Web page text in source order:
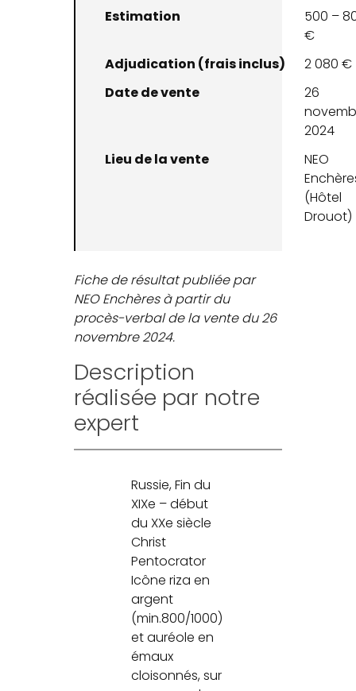
Estimation
500 –
€
Adjudication (frais inclus)
2 080 €
Date de vente
26
2024
Lieu de la vente
NEO
(Hôtel
Drouot)
Fiche de résultat publiée par
NEO Enchères à partir du
procès-verbal de la vente du 26
novembre 2024.
Description
réalisée par notre
expert
Russie, Fin du
XIXe – début
du XXe siècle
Christ
Pentocrator
Icône riza en
argent
(min.800/1000)
et auréole en
émaux
cloisonnés, sur